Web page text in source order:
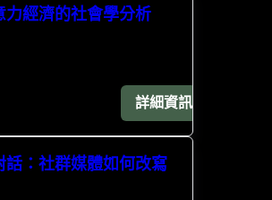
力經濟的社會學分析
詳細資訊
話：社群媒體如何改寫